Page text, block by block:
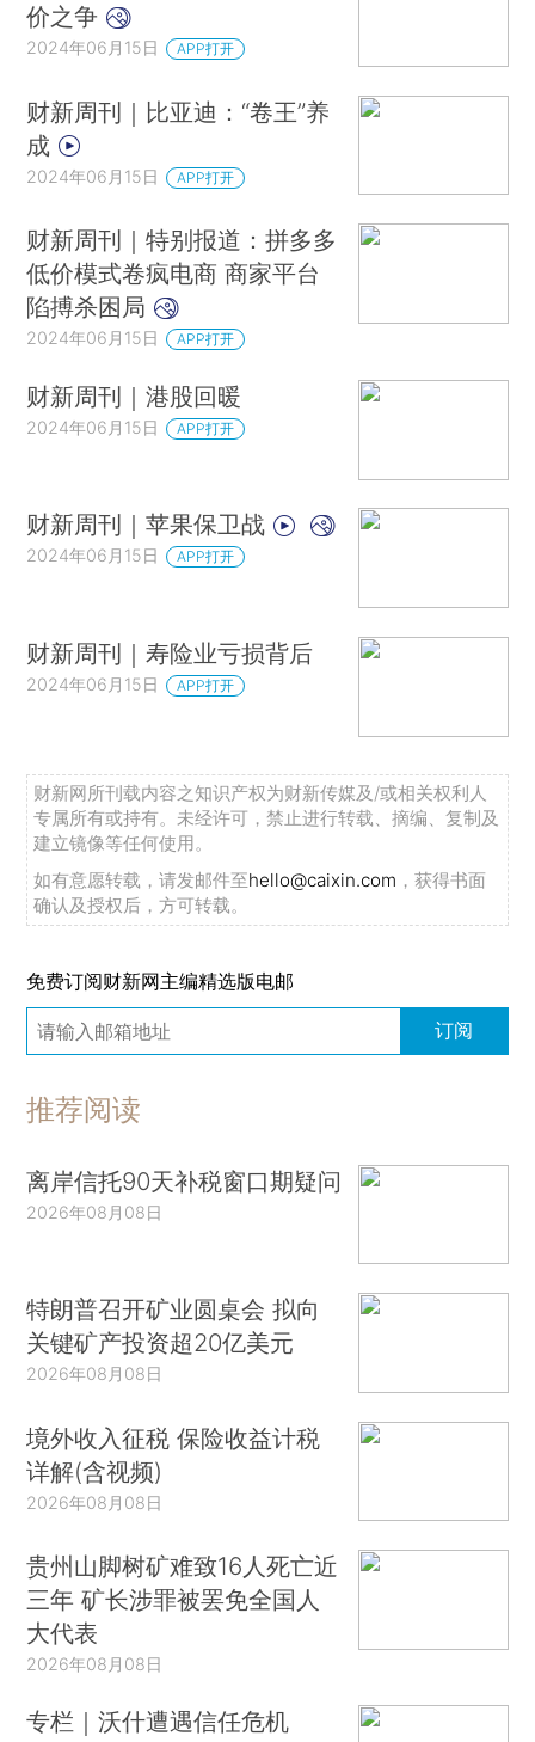
价之争
2024年06月15日 APP打开
财新周刊｜比亚迪：“卷王”养
成
2024年06月15日 APP打开
财新周刊｜特别报道：拼多多
低价模式卷疯电商 商家平台
陷搏杀困局
2024年06月15日 APP打开
财新周刊｜港股回暖
2024年06月15日 APP打开
财新周刊｜苹果保卫战
2024年06月15日 APP打开
财新周刊｜寿险业亏损背后
2024年06月15日 APP打开
财新网所刊载内容之知识产权为财新传媒及/或相关权利人
专属所有或持有。未经许可，禁止进行转载、摘编、复制及
建立镜像等任何使用。
如有意愿转载，请发邮件至hello@caixin.com ，获得书面
确认及授权后，方可转载。
免费订阅财新网主编精选版电邮
订阅
推荐阅读
离岸信托90天补税窗口期疑问
2026年08月08日
特朗普召开矿业圆桌会 拟向
关键矿产投资超20亿美元
2026年08月08日
境外收入征税 保险收益计税
详解(含视频)
2026年08月08日
贵州山脚树矿难致16人死亡近
三年 矿长涉罪被罢免全国人
大代表
2026年08月08日
专栏｜沃什遭遇信任危机